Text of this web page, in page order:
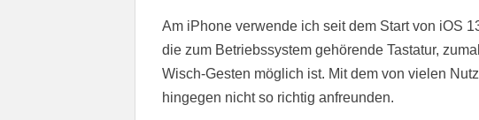
Am iPhone verwende ich seit dem Start von iOS
die zum Betriebssystem gehörende Tastatur,
Wisch-Gesten möglich ist. Mit dem von vielen
hingegen nicht so richtig anfreunden.